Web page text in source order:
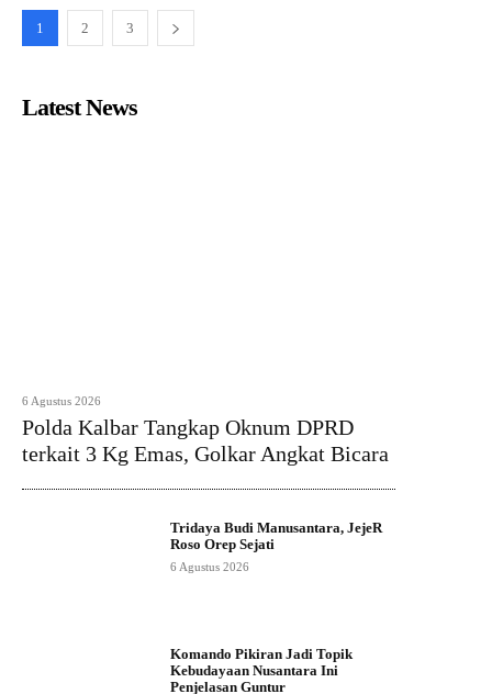
1 2 3
Latest News
6 Agustus 2026
Polda Kalbar Tangkap Oknum DPRD
terkait 3 Kg Emas, Golkar Angkat Bicara
Tridaya Budi Manusantara, JejeR
Roso Orep Sejati
6 Agustus 2026
Komando Pikiran Jadi Topik
Kebudayaan Nusantara Ini
Penjelasan Guntur